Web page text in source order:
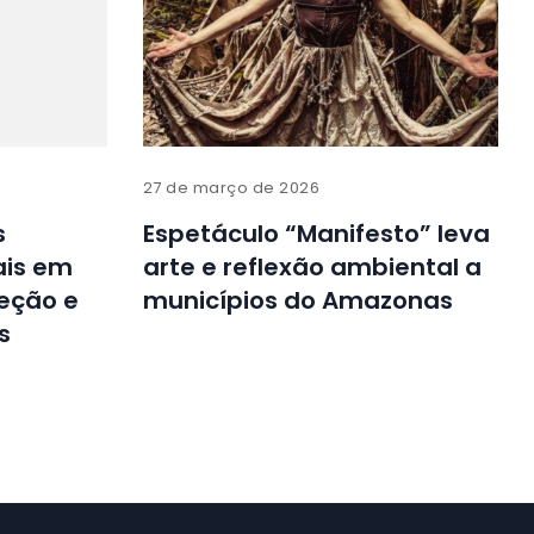
em
e
27 de março de 2026
Espetáculo “Manifesto” leva
arte e reflexão ambiental a
municípios do Amazonas